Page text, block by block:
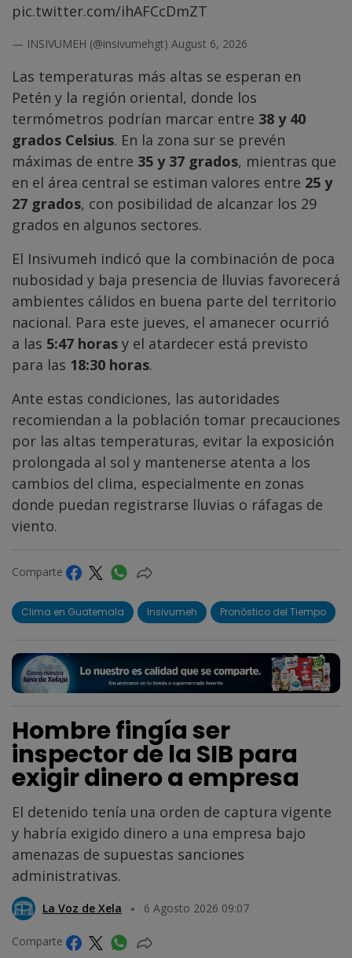
pic.twitter.com/ihAFCcDmZT
— INSIVUMEH (@insivumehgt) August 6, 2026
Las temperaturas más altas se esperan en
Petén y la región oriental, donde los
termómetros podrían marcar entre 38 y 40
grados Celsius. En la zona sur se prevén
máximas de entre 35 y 37 grados, mientras que
en el área central se estiman valores entre 25 y
27 grados, con posibilidad de alcanzar los 29
grados en algunos sectores.
El Insivumeh indicó que la combinación de poca
nubosidad y baja presencia de lluvias favorecerá
ambientes cálidos en buena parte del territorio
nacional. Para este jueves, el amanecer ocurrió
a las 5:47 horas y el atardecer está previsto
para las 18:30 horas.
Ante estas condiciones, las autoridades
recomiendan a la población tomar precauciones
por las altas temperaturas, evitar la exposición
prolongada al sol y mantenerse atenta a los
cambios del clima, especialmente en zonas
donde puedan registrarse lluvias o ráfagas de
viento.
Comparte
Clima en Guatemala Insivumeh Pronóstico del Tiempo
Hombre fingía ser
inspector de la SIB para
exigir dinero a empresa
El detenido tenía una orden de captura vigente
y habría exigido dinero a una empresa bajo
amenazas de supuestas sanciones
administrativas.
La Voz de Xela 6 Agosto 2026 09:07
Comparte